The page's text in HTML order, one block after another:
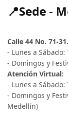
📍Sede -
Calle 44 No. 71-
- Lunes a
- Domingos y
Atención Virtual:
- Lunes a
- Domingos y
Medellín)